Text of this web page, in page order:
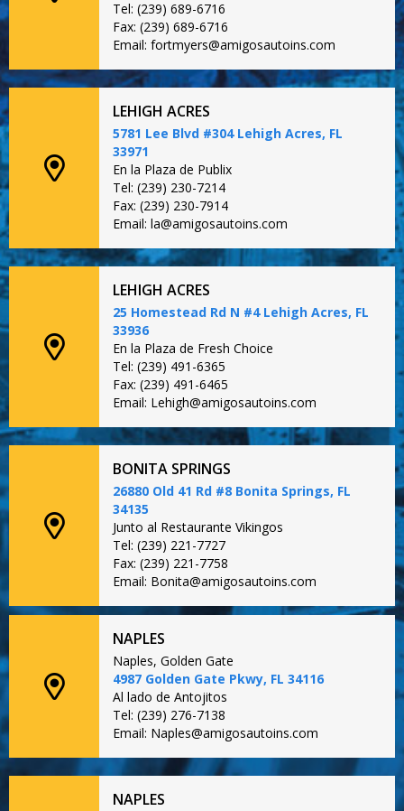
Tel: (239) 689-6716
Fax: (239) 689-6716
Email: fortmyers@amigosautoins.com
LEHIGH ACRES
5781 Lee Blvd #304 Lehigh Acres, FL
33971
En la Plaza de Publix
Tel: (239) 230-7214
Fax: (239) 230-7914
Email: la@amigosautoins.com
LEHIGH ACRES
25 Homestead Rd N #4 Lehigh Acres, FL
33936
En la Plaza de Fresh Choice
Tel: (239) 491-6365
Fax: (239) 491-6465
Email: Lehigh@amigosautoins.com
BONITA SPRINGS
26880 Old 41 Rd #8 Bonita Springs, FL
34135
Junto al Restaurante Vikingos
Tel: (239) 221-7727
Fax: (239) 221-7758
Email: Bonita@amigosautoins.com
NAPLES
Naples, Golden Gate
4987 Golden Gate Pkwy, FL 34116
Al lado de Antojitos
Tel: (239) 276-7138
Email: Naples@amigosautoins.com
NAPLES